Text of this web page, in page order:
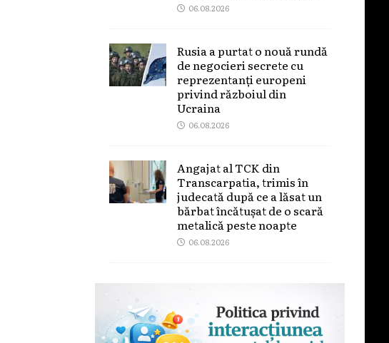
06.08.2026
Rusia a purtat o nouă rundă
de negocieri secrete cu
reprezentanți europeni
privind războiul din
Ucraina
06.08.2026
Angajat al TCK din
Transcarpatia, trimis în
judecată după ce a lăsat un
bărbat încătușat de o scară
metalică peste noapte
06.08.2026